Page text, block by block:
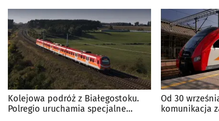
Kolejowa podróż z Białegostoku.
Polregio uruchamia specjalne
Od 30
komunikacja